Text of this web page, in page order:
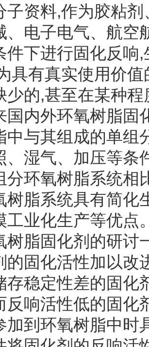
子资料,作为胶粘
、电子电气、航空
件下进行固化反响
具有真实使用价
少的,甚至在某种
国内外环氧树脂固
中与其组成的单组
、湿气、加压等条
分环氧树脂系统相
树脂系统具有简化
工业化生产等优点
树脂固化剂的研讨
的固化活性加以改
存稳定性差的固化
反响活性低的固化
加到环氧树脂中时